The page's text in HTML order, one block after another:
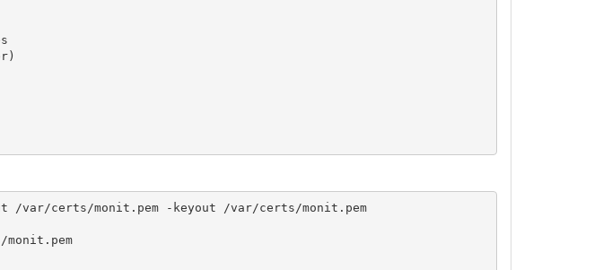
/var/certs/monit.pem -keyout /var/certs/monit.pem
monit.pem